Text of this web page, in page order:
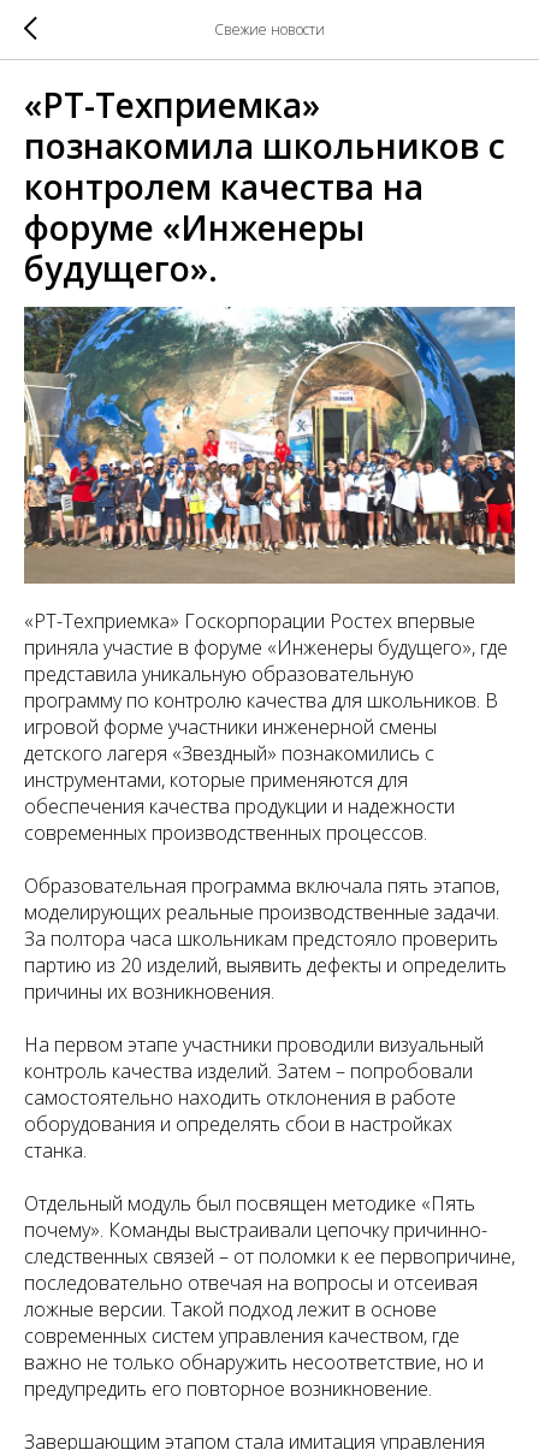
Свежие новости
«РТ-Техприемка»
познакомила школьников с
контролем качества на
форуме «Инженеры
будущего».
«РТ-Техприемка» Госкорпорации Ростех впервые
приняла участие в форуме «Инженеры будущего», где
представила уникальную образовательную
программу по контролю качества для школьников. В
игровой форме участники инженерной смены
детского лагеря «Звездный» познакомились с
инструментами, которые применяются для
обеспечения качества продукции и надежности
современных производственных процессов.
Образовательная программа включала пять этапов,
моделирующих реальные производственные задачи.
За полтора часа школьникам предстояло проверить
партию из 20 изделий, выявить дефекты и определить
причины их возникновения.
На первом этапе участники проводили визуальный
контроль качества изделий. Затем – попробовали
самостоятельно находить отклонения в работе
оборудования и определять сбои в настройках
станка.
Отдельный модуль был посвящен методике «Пять
почему». Команды выстраивали цепочку причинно-
следственных связей – от поломки к ее первопричине,
последовательно отвечая на вопросы и отсеивая
ложные версии. Такой подход лежит в основе
современных систем управления качеством, где
важно не только обнаружить несоответствие, но и
предупредить его повторное возникновение.
Завершающим этапом стала имитация управления